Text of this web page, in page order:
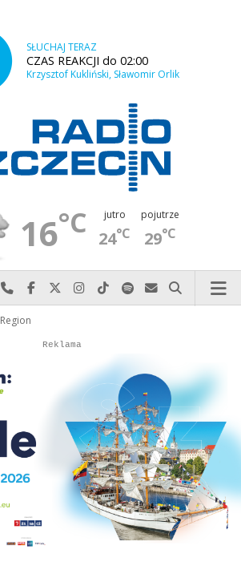
SŁUCHAJ TERAZ
CZAS REAKCJI do 02:00
Krzysztof Kukliński, Sławomir Orlik
16°C jutro
24°C
pojutrze
29°C
Najlepiej po prostu do nas zadzwoń
Odwiedź nas na Facebook-u
Odwiedź nas na X
Odwiedź nas na Instagram-ie
Odwiedź nas na TikTok-u
Szukaj nas na Spotify
Wyślij do nas
Szukaj
Region
Autopromocja
Reklama
Autopromocja